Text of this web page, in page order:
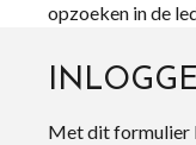
opzoeken in de
Met dit formulier